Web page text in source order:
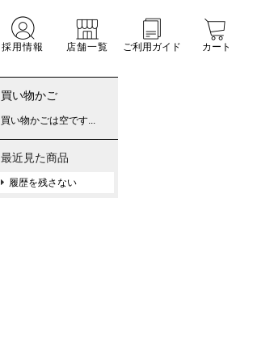
採用情報 店舗一覧 ご利用ガイド カート
買い物かご
買い物かごは空です...
最近見た商品
履歴を残さない